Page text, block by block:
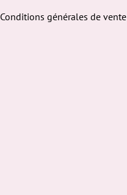
Conditions générales de vente